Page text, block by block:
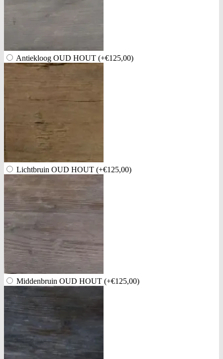
Antiekloog OUD HOUT (+€125,00)
Lichtbruin OUD HOUT (+€125,00)
Middenbruin OUD HOUT (+€125,00)